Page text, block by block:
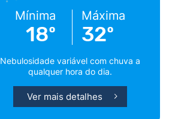
Mínima
18º
Máxima
32º
Nebulosidade variável com chuva a
qualquer hora do dia.
Ver mais detalhes